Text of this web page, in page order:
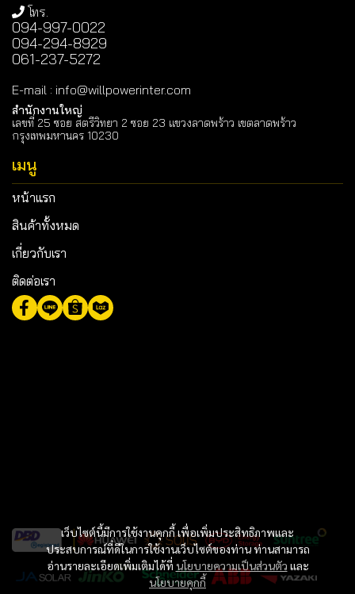
เว็บไซต์นี้มีการใช้งานคุกกี้ เพื่อเพิ่มประสิทธิภาพและ
ประสบการณ์ที่ดีในการใช้งานเว็บไซต์ของท่าน ท่านสามารถ
อ่านรายละเอียดเพิ่มเติมได้ที่ นโยบายความเป็นส่วนตัว และ
นโยบายคุกกี้
โทร.
094-997-0022
094-294-8929
061-237-5272
E-mail : info@willpowerinter.com
สำนักงานใหญ่
เลขที่ 25 ซอย สตรีวิทยา 2 ซอย 23 แขวงลาดพร้าว เขตลาดพร้าว
กรุงเทพมหานคร 10230
เมนู
หน้าแรก
สินค้าทั้งหมด
เกี่ยวกับเรา
ติดต่อเรา